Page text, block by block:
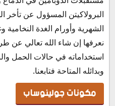
جولينوساب للحامل
جولينوساب والدورة
جولينوساب للرجال
جولينوساب للتخسيس
جولينوساب للمرضعة
جرعة و طريقة استعمال دواء
جرعة جولينوساب عند الفطام
البرولاكيتن المسؤول عن تأخر
الشهرية وأورام الغدة
نعرفها إن شاء الله تعالي عن
وبدائله المتاحة فتابعنا.
مكونات جولينوساب